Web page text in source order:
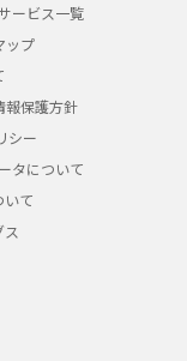
ービス一覧
ップ
報保護方針
シー
タについて
いて